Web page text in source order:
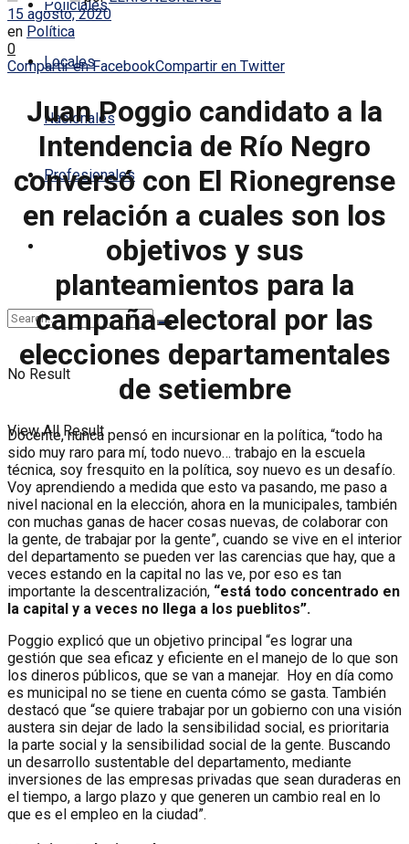
Policiales
Locales
Nacionales
Profesionales
No Result
View All Result
15 agosto, 2020
en Política
0
Compartir en FacebookCompartir en Twitter
Juan Poggio candidato a la
Intendencia de Río Negro
conversó con El Rionegrense
en relación a cuales son los
objetivos y sus
planteamientos para la
campaña electoral por las
elecciones departamentales
de setiembre
Docente, nunca pensó en incursionar en la política, “todo ha
sido muy raro para mí, todo nuevo… trabajo en la escuela
técnica, soy fresquito en la política, soy nuevo es un desafío.
Voy aprendiendo a medida que esto va pasando, me paso a
nivel nacional en la elección, ahora en la municipales, también
con muchas ganas de hacer cosas nuevas, de colaborar con
la gente, de trabajar por la gente”, cuando se vive en el interior
del departamento se pueden ver las carencias que hay, que a
veces estando en la capital no las ve, por eso es tan
importante la descentralización, “está todo concentrado en
la capital y a veces no llega a los pueblitos”.
Poggio explicó que un objetivo principal “es lograr una
gestión que sea eficaz y eficiente en el manejo de lo que son
los dineros públicos, que se van a manejar. Hoy en día como
es municipal no se tiene en cuenta cómo se gasta. También
destacó que “se quiere trabajar por un gobierno con una visión
austera sin dejar de lado la sensibilidad social, es prioritaria
la parte social y la sensibilidad social de la gente. Buscando
un desarrollo sustentable del departamento, mediante
inversiones de las empresas privadas que sean duraderas en
el tiempo, a largo plazo y que generen un cambio real en lo
que es el empleo en la ciudad”.